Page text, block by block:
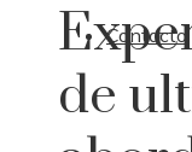
Contacto
de